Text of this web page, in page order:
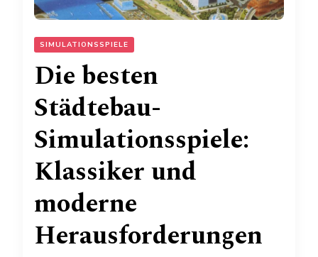
SIMULATIONSSPIELE
Die besten
Städtebau-
Simulationsspiele:
Klassiker und
moderne
Herausforderungen